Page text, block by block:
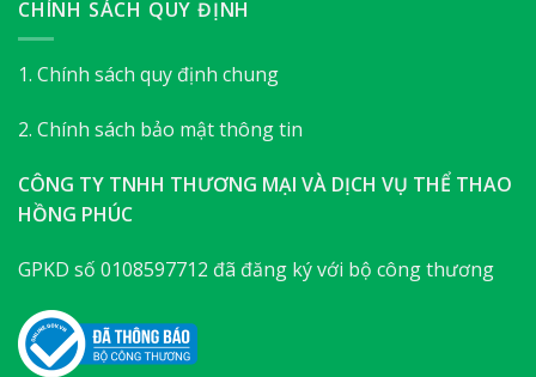
CHÍNH SÁCH QUY ĐỊNH
1. Chính sách quy định chung
2. Chính sách bảo mật thông tin
CÔNG TY TNHH THƯƠNG MẠI VÀ DỊCH VỤ THỂ THAO
HỒNG PHÚC
GPKD số 0108597712 đã đăng ký với bộ công thương